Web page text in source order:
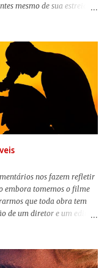
mesmo de sua estreia,
por Greta Gerwig (
ainda, se provando o
e sem medo de não se
com críticas potentes. Já
traz uma reflexão de
a
boneca na vida das
multigeracional. Na
nos fazem refletir
embora tomemos o filme
que toda obra tem
de um diretor e um editor
e qual a função social
documentaristas, muitos